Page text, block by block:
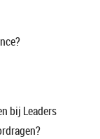
bij Leaders